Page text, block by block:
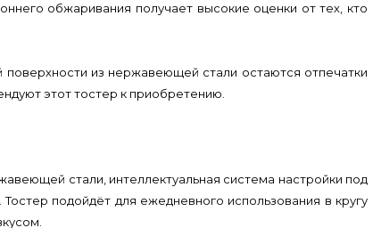
обжаривания получает высокие оценки от тех, кто
из нержавеющей стали остаются отпечатки
этот тостер к приобретению.
стали, интеллектуальная система настройки под
подойдёт для ежедневного использования в кругу